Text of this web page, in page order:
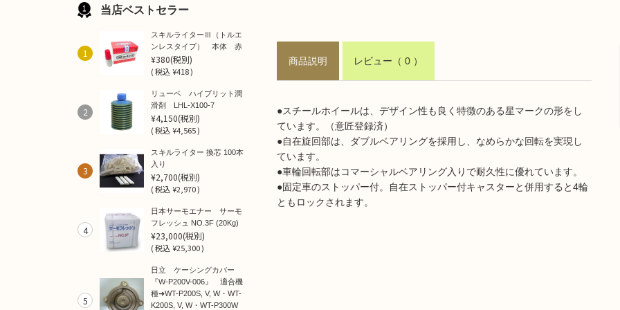
商品説明 レビュー （ 0 ）
●スチールホイールは、デザイン性も良く特徴のある星マークの形をし
ています。（意匠登録済）
●自在旋回部は、ダブルベアリングを採用し、なめらかな回転を実現し
ています。
●車輪回転部はコマーシャルベアリング入りで耐久性に優れています。
●固定車のストッパー付。自在ストッパー付キャスターと併用すると4輪
ともロックされます。
当店ベストセラー
1
スキルライターⅢ（トルエ
ンレスタイプ） 本体 赤
¥380(税別)
(税込¥418 )
2
リューベ ハイブリット潤
滑剤 LHL-X100-7
¥4,150(税別)
(税込¥4,565 )
3
スキルライター 換芯 100本
入り
¥2,700(税別)
(税込¥2,970 )
4
日本サーモエナー サーモ
フレッシュ NO.3F (20Kg)
¥23,000(税別)
(税込¥25,300 )
5
日立 ケーシングカバー
『W-P200V-006』 適合機
種➜WT-P200S, V, W・WT-
K200S, V, W・WT-P300W